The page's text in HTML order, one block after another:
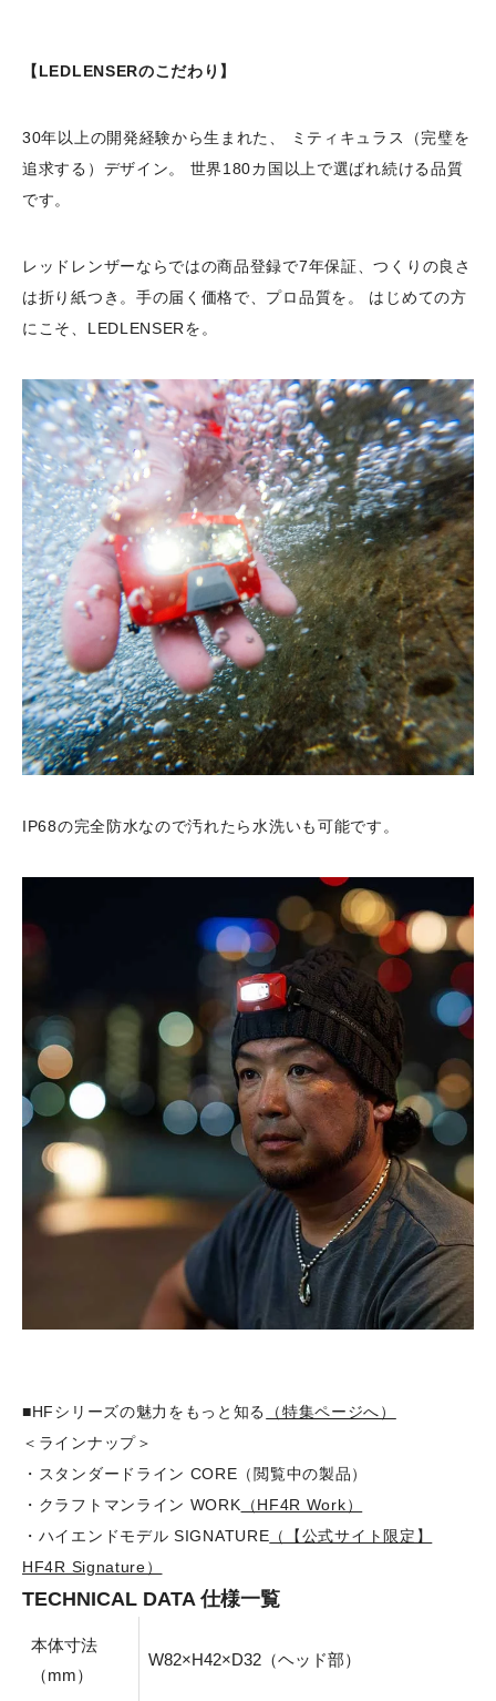
【LEDLENSERのこだわり】
30年以上の開発経験から生まれた、 ミティキュラス（完璧を
追求する）デザイン。 世界180カ国以上で選ばれ続ける品質
です。
レッドレンザーならではの商品登録で7年保証、つくりの良さ
は折り紙つき。手の届く価格で、プロ品質を。 はじめての方
にこそ、LEDLENSERを。
IP68の完全防水なので汚れたら水洗いも可能です。
■HFシリーズの魅力をもっと知る
（特集ページへ）
＜ラインナップ＞
・スタンダードライン CORE（閲覧中の製品）
・ クラフトマンライン WORK （HF4R Work）
・ ハイエンドモデル SIGNATURE （【公式サイト限定】
HF4R Signature）
TECHNICAL DATA 仕様一覧
本体寸法
（mm）
W82×H42×D32（ヘッド部）